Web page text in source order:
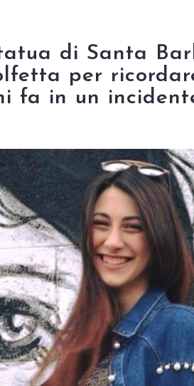
di Santa
per
fa in un